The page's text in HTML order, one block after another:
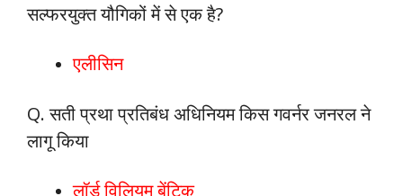
सल्फरयुक्त यौगिकों में से एक है?
एलीसिन
Q. सती प्रथा प्रतिबंध अधिनियम किस गवर्नर जनरल ने
लागू किया
लॉर्ड विलियम बेंटिक